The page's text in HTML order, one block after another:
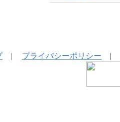
| プライバシーポリシー